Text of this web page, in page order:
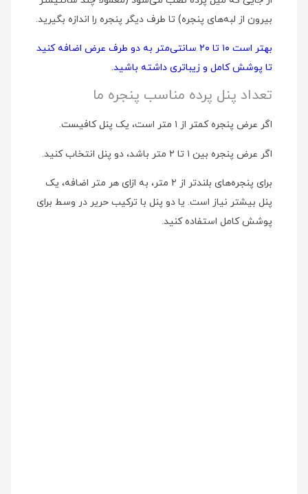
بیرون از لبه‌های پنجره) تا طرف دیگر پنجره را اندازه بگیرید.
بهتر است ۱۰ تا ۲۰ سانتی‌متر به دو طرف عرض اضافه کنید
تا پوشش کامل و زیباتری داشته باشید.
تعداد پنل پرده مناسب پنجره ما
اگر عرض پنجره کمتر از ۱ متر است، یک پنل کافیست.
اگر عرض پنجره بین ۱ تا ۲ متر باشد، دو پنل انتخاب کنید.
برای پنجره‌های بلندتر از ۲ متر، به ازای هر متر اضافه، یک
پنل بیشتر نیاز است. یا دو پنل با ترکیب حریر در وسط برای
پوشش کامل استفاده کنید.